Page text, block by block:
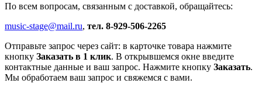
По всем вопросам, связанным с доставкой, обращайтесь:
music-stage@mail.ru, тел. 8-929-506-2265
Отправьте запрос через сайт: в карточке товара нажмите
кнопку Заказать в 1 клик. В открывшемся окне введите
контактные данные и ваш запрос. Нажмите кнопку Заказать.
Мы обработаем ваш запрос и свяжемся с вами.